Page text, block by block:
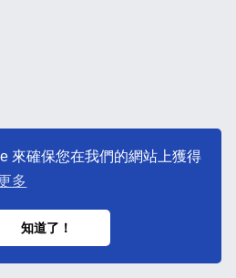
來確保您在我們的網站上獲得
多
知道了！